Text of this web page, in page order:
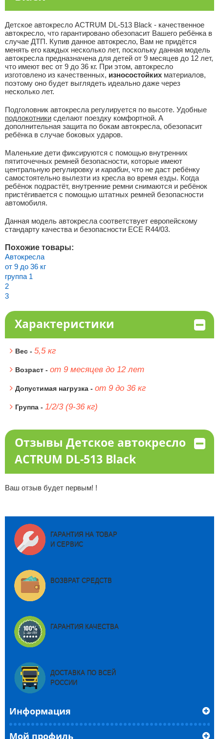
Детское автокресло ACTRUM DL-513 Black - качественное
автокресло, что гарантировано обезопасит Вашего ребёнка в
случае ДТП. Купив данное автокресло, Вам не придётся
менять его каждых несколько лет, поскольку данная модель
автокресла предназначена для детей от 9 месяцев до 12 лет,
что имеют вес от 9 до 36 кг. При этом, автокресло
изготовлено из качественных, износостойкихматериалов,
поэтому оно будет выглядеть идеально даже через
несколько лет.
Подголовник автокресла регулируется по высоте. Удобные
подлокотникисделают поездку комфортной. А
дополнительная защита по бокам автокресла, обезопасит
ребёнка в случае боковых ударов.
Маленькие дети фиксируются с помощью внутренних
пятиточечных ремней безопасности, которые имеют
центральную регулировку и карабин, что не даст ребёнку
самостоятельно вылезти из кресла во время езды. Когда
ребёнок подрастёт, внутренние ремни снимаются и ребёнок
пристёгивается с помощью штатных ремней безопасности
автомобиля.
Данная модель автокресла соответствует европейскому
стандарту качества и безопасности ЕСЕ R44/03.
Похожие товары:
Автокресла
от 9 до 36 кг
группа 1
2
3
Характеристики
Вес - 5,5 кг
Возраст - от 9 месяцев до 12 лет
Допустимая нагрузка - от 9 до 36 кг
Группа - 1/2/3 (9-36 кг)
Отзывы Детское автокресло
ACTRUM DL-513 Black
Ваш отзыв будет первым! !
ГАРАНТИЯ НА ТОВАР
И СЕРВИС
ВОЗВРАТ СРЕДСТВ
ГАРАНТИЯ КАЧЕСТВА
ДОСТАВКА ПО ВСЕЙ
РОССИИ
Информация
Мой профиль